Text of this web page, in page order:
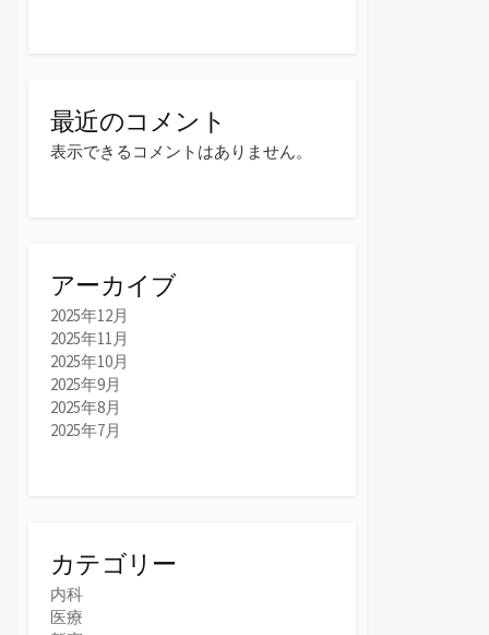
最近のコメント
表示できるコメントはありません。
アーカイブ
2025年12月
2025年11月
2025年10月
2025年9月
2025年8月
2025年7月
カテゴリー
内科
医療